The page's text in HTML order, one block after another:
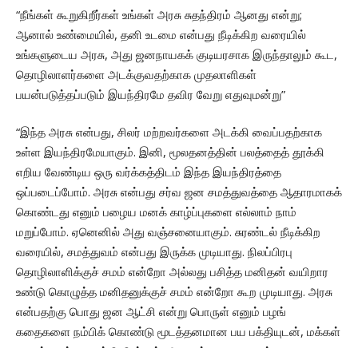
“நீங்கள் கூறுகிறீர்கள் உங்கள் அரசு சுதந்திரம் ஆனது என்று;
ஆனால் உண்மையில், தனி உடமை என்பது நீடிக்கிற வரையில்
உங்களுடைய அரசு, அது ஜனநாயகக் குடியரசாக இருந்தாலும் கூட,
தொழிலாளர்களை அடக்குவதற்காக முதலாளிகள்
பயன்படுத்தப்படும் இயந்திரமே தவிர வேறு எதுவுமன்று”
“இந்த அரசு என்பது, சிலர் மற்றவர்களை அடக்கி வைப்பதற்காக
உள்ள இயந்திரமேயாகும். இனி, மூலதனத்தின் பலத்தைத் தூக்கி
எறிய வேண்டிய ஒரு வர்க்கத்திடம் இந்த இயந்திரத்தை
ஒப்படைப்போம். அரசு என்பது சர்வ ஜன சமத்துவத்தை ஆதாரமாகக்
கொண்டது எனும் பழைய மனக் காழ்ப்புகளை எல்லாம் நாம்
மறுப்போம். ஏனெனில் அது வஞ்சனையாகும். சுரண்டல் நீடிக்கிற
வரையில், சமத்துவம் என்பது இருக்க முடியாது. நிலப்பிரபு
தொழிலாளிக்குச் சமம் என்றோ அல்லது பசித்த மனிதன் வயிறார
உண்டு கொழுத்த மனிதனுக்குச் சமம் என்றோ கூற முடியாது. அரசு
என்பதற்கு பொது ஜன ஆட்சி என்று பொருள் எனும் பழங்
கதைகளை நம்பிக் கொண்டு மூடத்தனமான பய பக்தியுடன், மக்கள்